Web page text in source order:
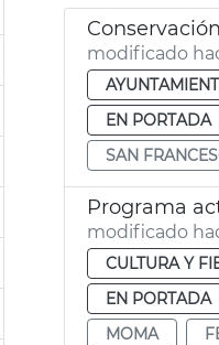
modificado
EN PORTADA
SAN
Programa
modificado
CULTURA Y
EN PORTADA
MOMA